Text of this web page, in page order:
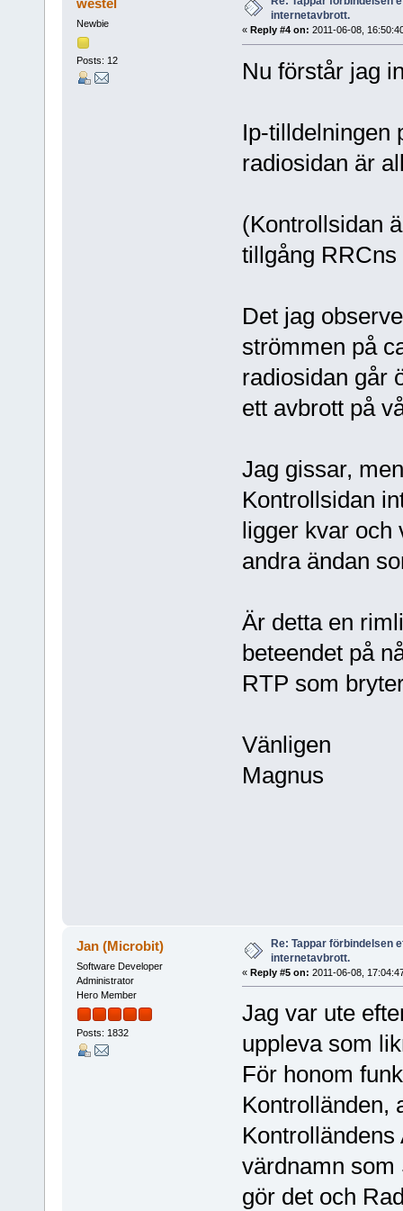
westel
Newbie
Posts: 12
internetavbrott.
« Reply #4 on: 2011-06-08,
Nu förstår jag
Ip-tilldelningen
radiosidan är
(Kontrollsidan
tillgång
Det jag
strömmen på
radiosidan går
ett avbrott på
Jag gissar,
Kontrollsidan
ligger kvar och
andra ändan
Är detta en
beteendet på
RTP som
Vänligen
Magnus
Jan (Microbit)
Software Developer
Administrator
Hero Member
Posts: 1832
Re: Tappar förbindelsen
internetavbrott.
« Reply #5 on: 2011-06-08,
Jag var ute
uppleva som
För honom
Kontrolländen,
värdnamn som
gör det och